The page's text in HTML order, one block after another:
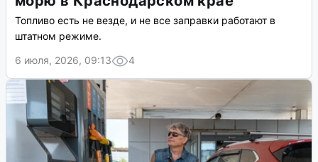
Топливо есть не везде, и не все заправки работают в
штатном режиме.
6 июля, 2026, 09:13
4